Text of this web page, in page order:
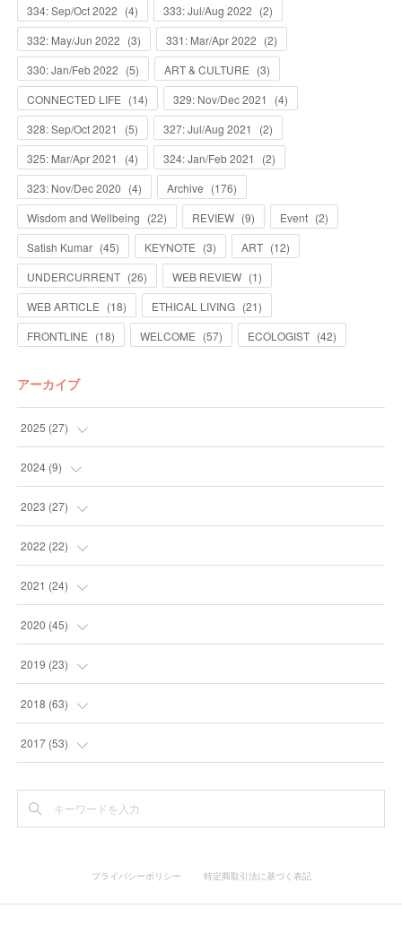
334: Sep/Oct 2022 (4) 333: Jul/Aug 2022 (2)
332: May/Jun 2022 (3) 331: Mar/Apr 2022 (2)
330: Jan/Feb 2022 (5) ART & CULTURE (3)
CONNECTED LIFE (14) 329: Nov/Dec 2021 (4)
328: Sep/Oct 2021
(5) 327: Jul/Aug 2021 (2)
325: Mar/Apr 2021
(4) 324: Jan/Feb 2021 (2)
323: Nov/Dec 2020 (4) Archive (176)
Wisdom and Wellbeing (22) REVIEW (9) Event (2)
Satish Kumar (45) KEYNOTE (3) ART (12)
UNDERCURRENT (26) WEB REVIEW (1)
WEB ARTICLE (18) ETHICAL LIVING (21)
FRONTLINE (18) WELCOME (57) ECOLOGIST (42)
アーカイブ
2025 (27)
( 13)
(14 )
2024(9)
(4
(5
2023 (27)
(10 )
(9
(4
(4
2022 (22)
(4
(4
(7
(2
2021 (24)
(10 )
(3
(4
(5
2020 (45)
(6
(10 )
(12
(9)
2019 (23)
(6
(6
(2
2018 (63)
(4
(
2017(53)
(
プライバシーポリシー 特定商取引法に基づく表記